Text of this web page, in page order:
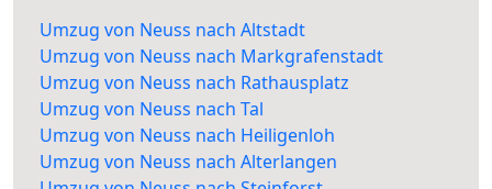
Umzug von Neuss nach Altstadt
Umzug von Neuss nach Markgrafenstadt
Umzug von Neuss nach Rathausplatz
Umzug von Neuss nach Tal
Umzug von Neuss nach Heiligenloh
Umzug von Neuss nach Alterlangen